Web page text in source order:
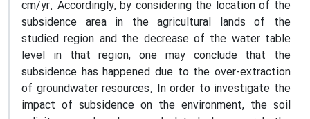
cm/yr. Accordingly, by considering the location of the
subsidence area in the agricultural lands of the
studied region and the decrease of the water table
level in that region, one may conclude that the
subsidence has happened due to the over-extraction
of groundwater resources. In order to investigate the
impact of subsidence on the environment, the soil